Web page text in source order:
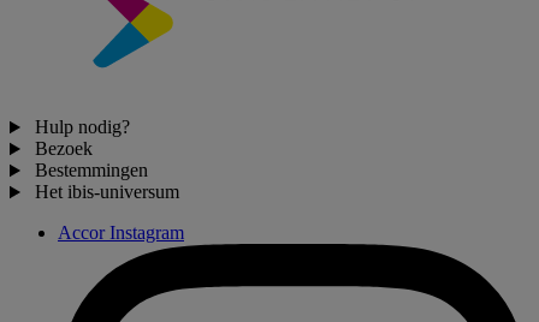
Hulp nodig?
Bezoek
Bestemmingen
Het ibis-universum
Accor Instagram